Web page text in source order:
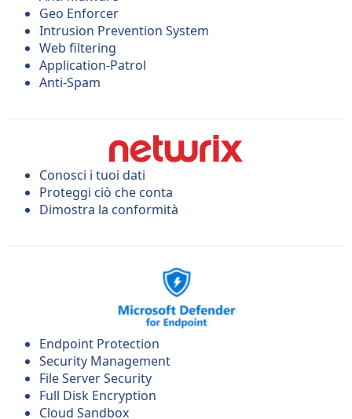
Geo Enforcer
Intrusion Prevention System
Web filtering
Application-Patrol
Anti-Spam
Conosci i tuoi dati
Proteggi ciò che conta
Dimostra la conformità
Endpoint Protection
Security Management
File Server Security
Full Disk Encryption
Cloud Sandbox